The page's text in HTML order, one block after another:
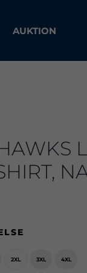
AUKTION
2XL 3XL 4XL